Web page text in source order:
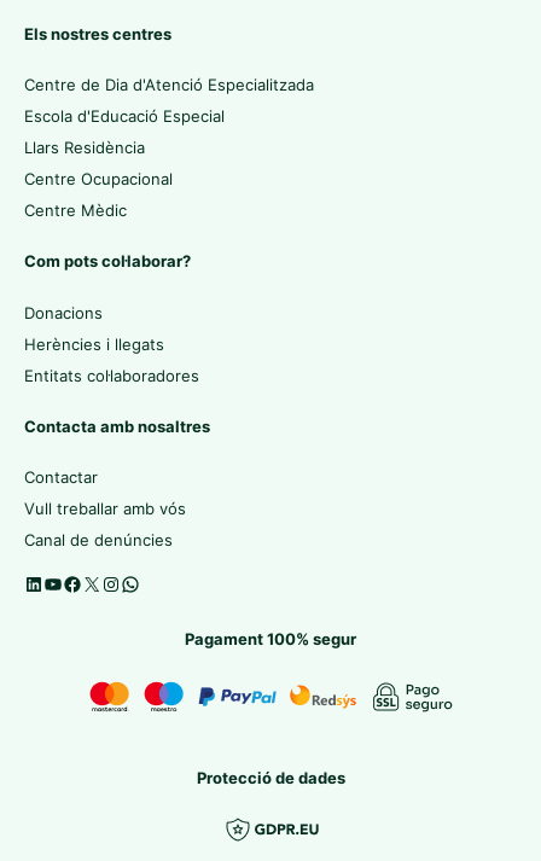
Els nostres centres
Centre de Dia d'Atenció Especialitzada
Escola d'Educació Especial
Llars Residència
Centre Ocupacional
Centre Mèdic
Com pots col·laborar?
Donacions
Herències i llegats
Entitats col·laboradores
Contacta amb nosaltres
Contactar
Vull treballar amb vós
Canal de denúncies
Pagament 100% segur
Protecció de dades